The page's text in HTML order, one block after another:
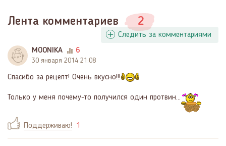
Лента комментариев 2
Следить за комментариями
MOONIKA
6
30 января 2014 21:08
Спасибо за рецепт! Очень вкусно!!!
Только у меня почему-то получился один протвин...
Поддерживаю! 1